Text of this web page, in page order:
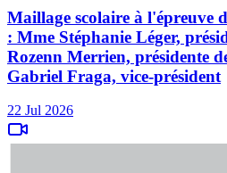
Maillage scolaire à l'épreuve
: Mme Stéphanie Léger,
Rozenn Merrien, présidente
Gabriel Fraga, vice-président
22 Jul 2026